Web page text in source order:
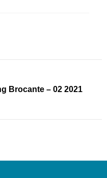
Brocante – 02 2021